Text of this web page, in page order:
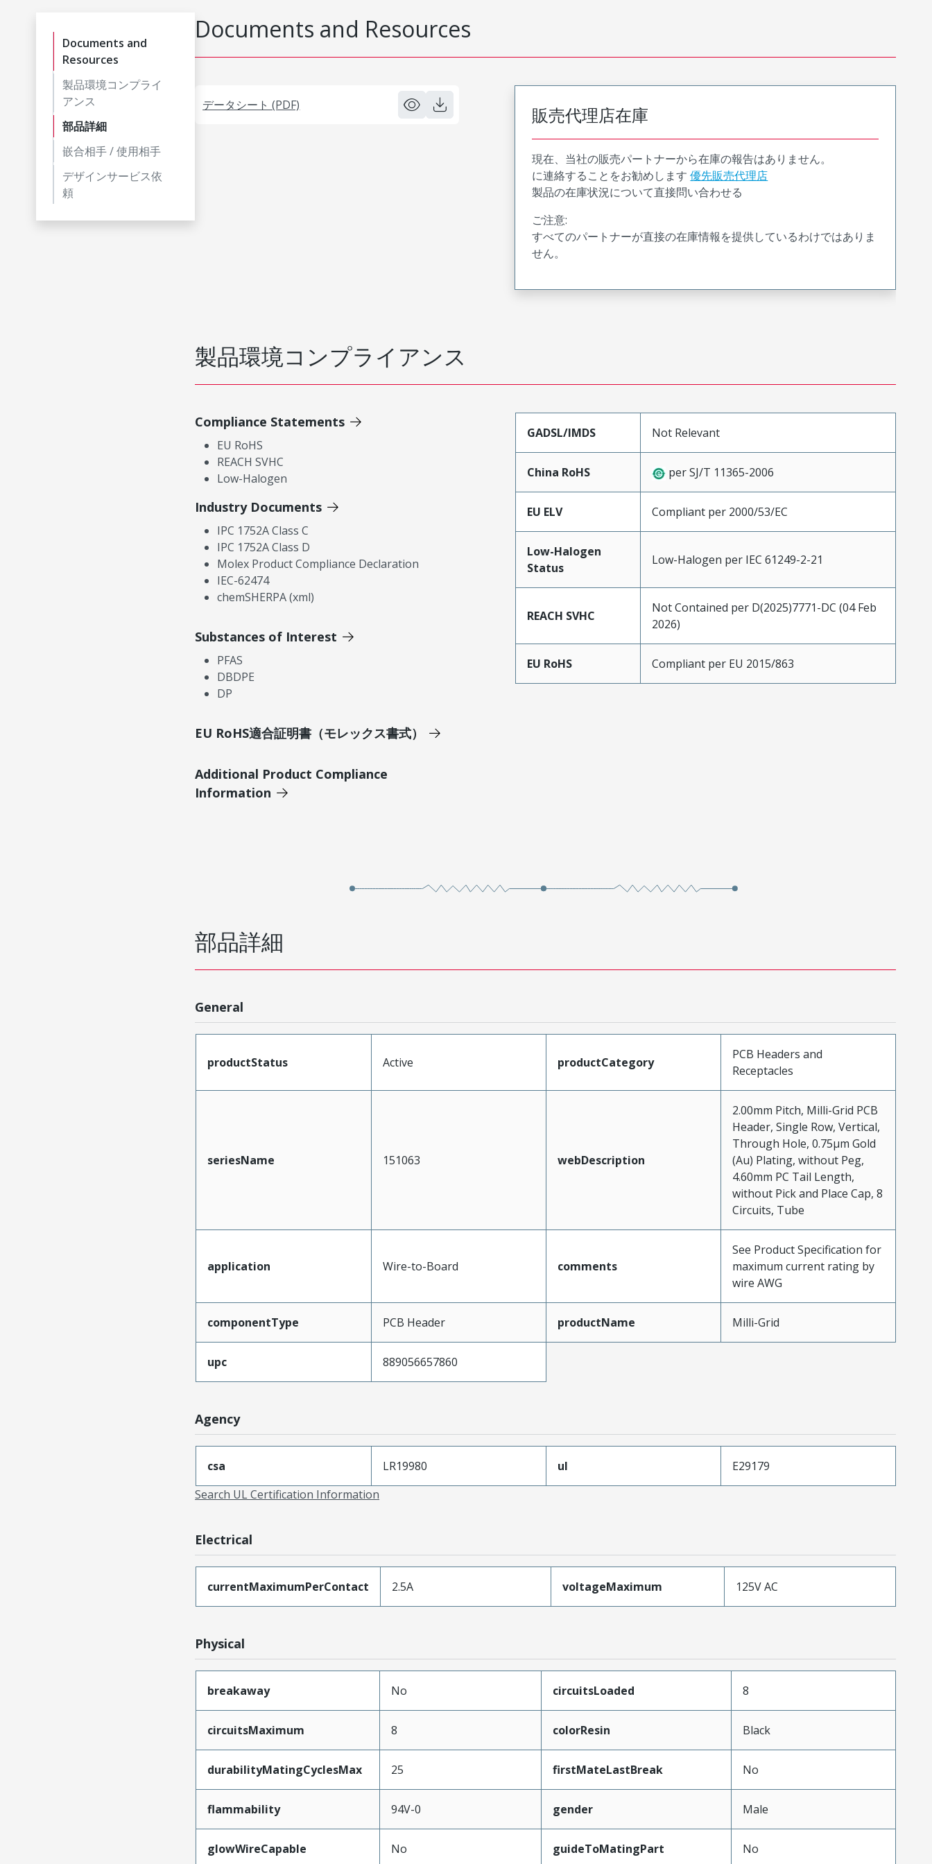
Documents and
Resources
製品環境コンプライ
アンス
部品詳細
嵌合相手 / 使用相手
デザインサービス依
頼
Documents and Resources
データシート (PDF) 販売代理店在庫
現在、当社の販売パートナーから在庫の報告はありません。
に連絡することをお勧めします 優先販売代理店
製品の在庫状況について直接問い合わせる
ご注意:
すべてのパートナーが直接の在庫情報を提供しているわけではありま
せん。
製品環境コンプライアンス
Compliance Statements
EU RoHS
REACH SVHC
Low-Halogen
Industry Documents
IPC 1752A Class C
IPC 1752A Class D
Molex Product Compliance Declaration
IEC-62474
chemSHERPA (xml)
Substances of Interest
PFAS
DBDPE
DP
EU RoHS適合証明書（モレックス書式）
Additional Product Compliance
Information
GADSL/IMDS Not Relevant
China RoHS per SJ/T 11365-2006
EU ELV Compliant per 2000/53/EC
Low-Halogen
Status
Low-Halogen per IEC 61249-2-21
REACH SVHC
Not Contained per D(2025)7771-DC (04 Feb
2026)
EU RoHS Compliant per EU 2015/863
部品詳細
General
productStatus Active productCategory
PCB Headers and
Receptacles
seriesName 151063 webDescription
2.00mm Pitch, Milli-Grid PCB
Header, Single Row, Vertical,
Through Hole, 0.75µm Gold
(Au) Plating, without Peg,
4.60mm PC Tail Length,
without Pick and Place Cap, 8
Circuits, Tube
application Wire-to-Board comments
See Product Specification for
maximum current rating by
wire AWG
componentType PCB Header productName Milli-Grid
upc 889056657860
Agency
csa LR19980 ul
E29179
Search UL Certification Information
Electrical
currentMaximumPerContact 2.5A voltageMaximum 125V AC
Physical
breakaway No circuitsLoaded 8
circuitsMaximum 8 colorResin Black
durabilityMatingCyclesMax 25 firstMateLastBreak No
flammability 94V-0 gender Male
glowWireCapable No guideToMatingPart No